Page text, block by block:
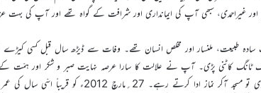
اور غیراحمدی، سبھی آپ کی ایمانداری اور شرافت کے گواہ تھے اور آپ کی
طبیعت، ملنسار اور مخلص انسان تھے۔ وفات سے ڈیڑھ سال قبل کسی کیڑے
ٹانگ کاٹنی پڑی۔ آپ نے علالت کا سارا عرصہ نہایت صبر و شکر اور ہمّت
نے اجازت دی تو مسجد آکر نماز ادا